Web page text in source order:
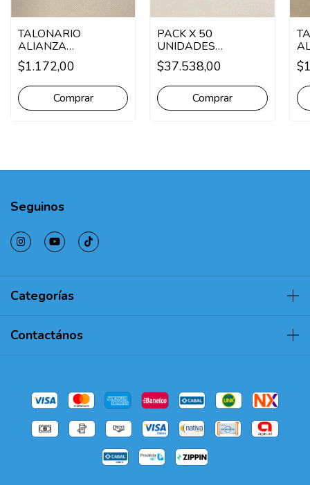
TALONARIO
ALIANZA
PRESUPUESTO
CHICO DUPLICADO
$1.172,00
PACK X 50
UNIDADES
BOLIGRAFO BIC
OPACO
$37.538,00
Comprar
Seguinos
Categorías
Contactános